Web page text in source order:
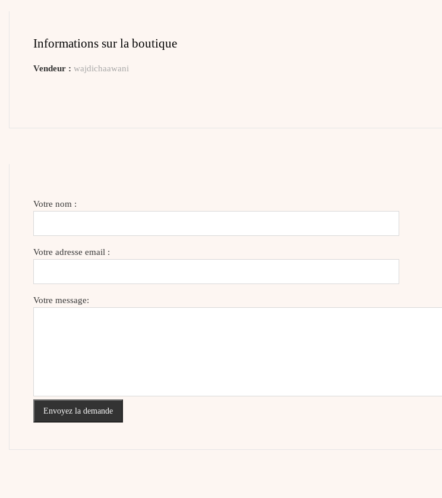
Informations sur la boutique
Vendeur : wajdichaawani
Votre nom :
Votre adresse email :
Votre message:
Envoyez la demande